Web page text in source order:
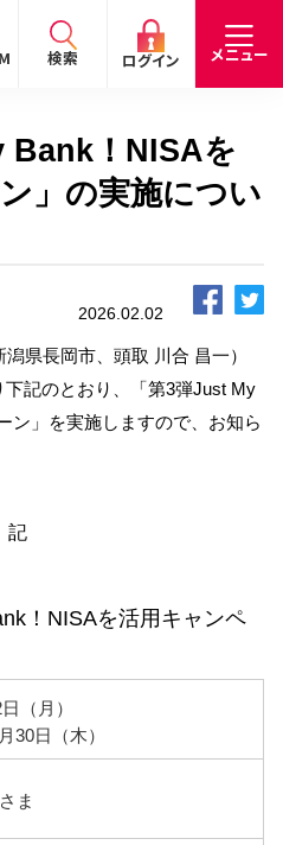
検索 ログイン メニュー
閉じる
金利 お問合わせ
IR情報
採用
情報
閉じる
さま
ログイン
Web
お客さま向け）
ット投信
お客さま向け）
ログイン
供するサービスです。
社が運営するサイトとなりま
閉じる
Bank！NISAを
」の実施につい
2026.02.02
県長岡市、頭取 川合 昌一）
記のとおり、「第3弾Just My
ン」を実施しますので、お知ら
記
！NISAを活用キャンペ
（月）
30日（木）
ま